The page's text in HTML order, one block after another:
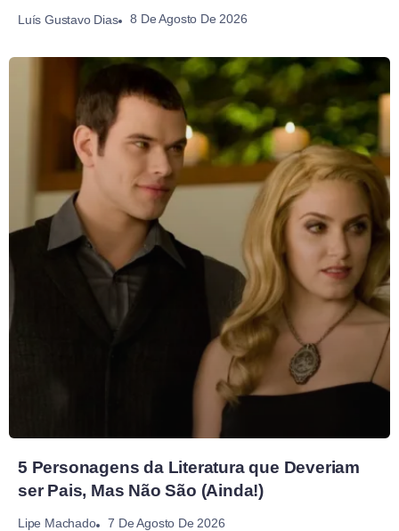
Luís Gustavo Dias 8 De Agosto De 2026
5 Personagens da Literatura que Deveriam
ser Pais, Mas Não São (Ainda!)
Lipe Machado 7 De Agosto De 2026